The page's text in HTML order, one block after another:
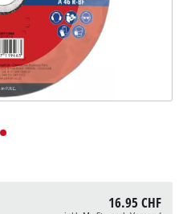
16.95 CHF